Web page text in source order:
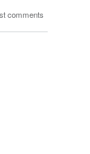
comments